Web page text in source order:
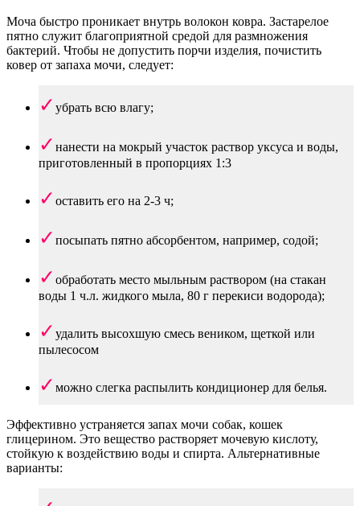
Моча быстро проникает внутрь волокон ковра. Застарелое
пятно служит благоприятной средой для размножения
бактерий. Чтобы не допустить порчи изделия, почистить
ковер от запаха мочи, следует:
убрать всю влагу;
нанести на мокрый участок раствор уксуса и воды,
приготовленный в пропорциях 1:3
оставить его на 2-3 ч;
посыпать пятно абсорбентом, например, содой;
обработать место мыльным раствором (на стакан
воды 1 ч.л. жидкого мыла, 80 г перекиси водорода);
удалить высохшую смесь веником, щеткой или
пылесосом
можно слегка распылить кондиционер для белья.
Эффективно устраняется запах мочи собак, кошек
глицерином. Это вещество растворяет мочевую кислоту,
стойкую к воздействию воды и спирта. Альтернативные
варианты: